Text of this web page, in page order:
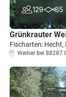
129 85
Grünkrauter
Fischarten:
Weiher bei 88287